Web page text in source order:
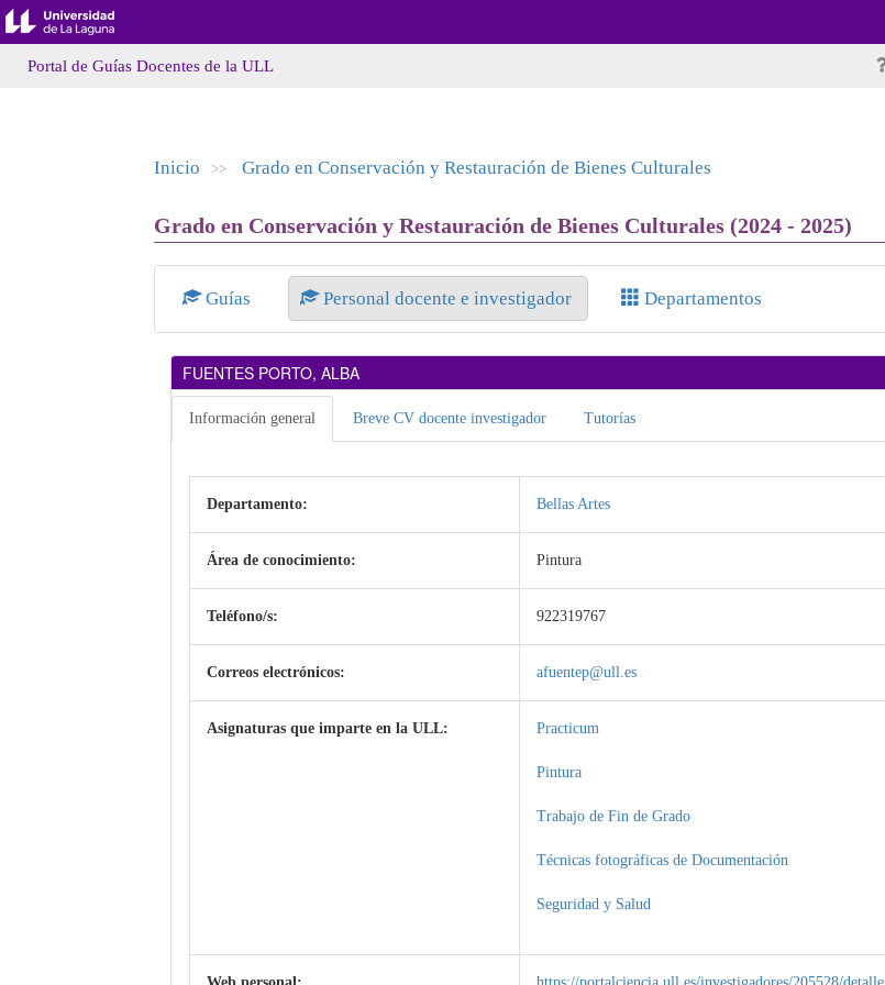
Portal de Guías Docentes de la ULL
Inicio >> Grado en Conservación y Restauración de Bienes Culturales
Grado en Conservación y Restauración de Bienes Culturales (2024 - 2025)
Guías Personal docente e investigador Departamentos
FUENTES PORTO, ALBA
Información general Breve CV docente investigador Tutorías
Departamento: Bellas Artes
Área de conocimiento: Pintura
Teléfono/s: 922319767
Correos electrónicos: afuentep@ull.es
Asignaturas que imparte en la ULL: Practicum
Pintura
Trabajo de Fin de Grado
Técnicas fotográficas de Documentación
Seguridad y Salud